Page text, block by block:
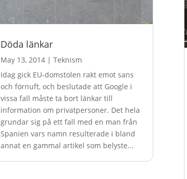
Döda länkar
May 13, 2014| Teknism
Idag gick EU-domstolen rakt emot sans
och förnuft, och beslutade att Google i
vissa fall måste ta bort länkar till
information om privatpersoner. Det hela
grundar sig på ett fall med en man från
Spanien vars namn resulterade i bland
annat en gammal artikel som belyste...